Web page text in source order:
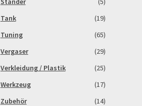
Tank
(19)
Tuning
(65)
Vergaser
(29)
Verkleidung / Plastik
(25)
Werkzeug
(17)
Zubehör
(14)